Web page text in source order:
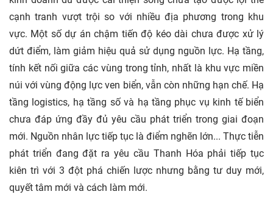
cạnh tranh vượt trội so với nhiều địa phương trong khu
vực. Một số dự án chậm tiến độ kéo dài chưa được xử lý
dứt điểm, làm giảm hiệu quả sử dụng nguồn lực. Hạ tầng,
tính kết nối giữa các vùng trong tỉnh, nhất là khu vực miền
núi với vùng động lực ven biển, vẫn còn những hạn chế. Hạ
tầng logistics, hạ tầng số và hạ tầng phục vụ kinh tế biển
chưa đáp ứng đầy đủ yêu cầu phát triển trong giai đoạn
mới. Nguồn nhân lực tiếp tục là điểm nghẽn lớn... Thực tiễn
phát triển đang đặt ra yêu cầu Thanh Hóa phải tiếp tục
kiên trì với 3 đột phá chiến lược nhưng bằng tư duy mới,
quyết tâm mới và cách làm mới.